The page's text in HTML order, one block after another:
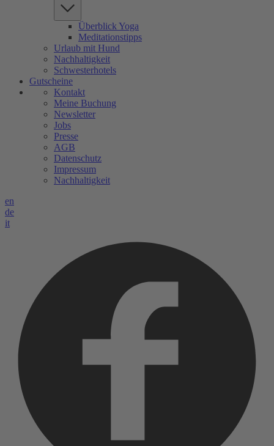
Überblick Yoga
Meditationstipps
Urlaub mit Hund
Nachhaltigkeit
Schwesterhotels
Gutscheine
Kontakt
Meine Buchung
Newsletter
Jobs
Presse
AGB
Datenschutz
Impressum
Nachhaltigkeit
en
de
it